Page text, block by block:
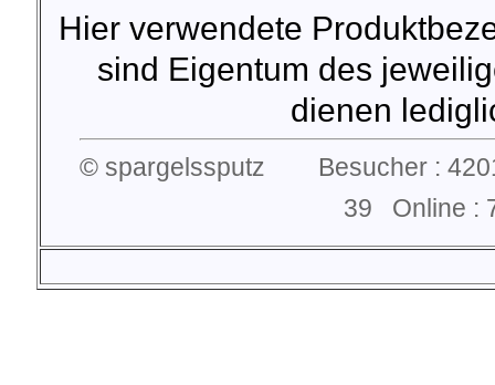
Hier verwendete
sind Eigentum des
dienen
© spargelssputz Besucher :
39 Online